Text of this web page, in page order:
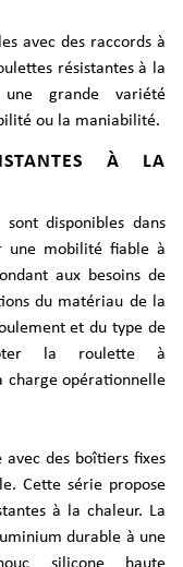
avec des raccords à
résistantes à la
grande variété
ou la maniabilité.
À LA
disponibles dans
une mobilité fiable à
aux besoins de
du matériau de la
et du type de
la roulette à
charge opérationnelle
avec des boîtiers fixes
Cette série propose
à la chaleur. La
durable à une